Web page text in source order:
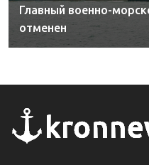
Главный военно-
отменен